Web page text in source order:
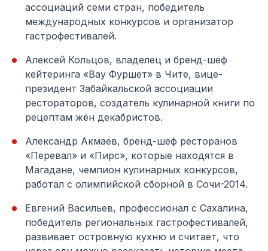
ассоциаций семи стран, победитель
международных конкурсов и организатор
гастрофестивалей.
Алексей Кольцов, владелец и бренд-шеф
кейтеринга «Вау Фуршет» в Чите, вице-
президент Забайкальской ассоциации
рестораторов, создатель кулинарной книги по
рецептам жён декабристов.
Александр Акмаев, бренд-шеф ресторанов
«Перевал» и «Пирс», которые находятся в
Магадане, чемпион кулинарных конкурсов,
работал с олимпийской сборной в Сочи-2014.
Евгений Васильев, профессионал с Сахалина,
победитель региональных гастрофестивалей,
развивает островную кухню и считает, что